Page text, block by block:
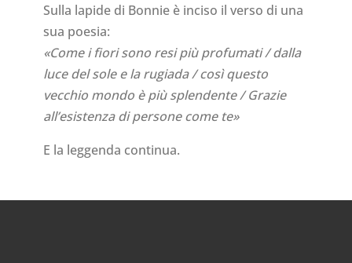
Sulla lapide di Bonnie è inciso il verso di una
sua poesia:
«Come i fiori sono resi più profumati / dalla
luce del sole e la rugiada / così questo
vecchio mondo è più splendente / Grazie
all’esistenza di persone come te»
E la leggenda continua.